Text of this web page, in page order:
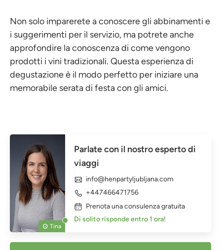
Non solo imparerete a conoscere gli abbinamenti e
i suggerimenti per il servizio, ma potrete anche
approfondire la conoscenza di come vengono
prodotti i vini tradizionali. Questa esperienza di
degustazione è il modo perfetto per iniziare una
memorabile serata di festa con gli amici.
Tina
Parlate con il nostro esperto di
viaggi
info@henpartyljubljana.com
+447466471756
Prenota una consulenza gratuita
Di solito risponde entro 1 ora!